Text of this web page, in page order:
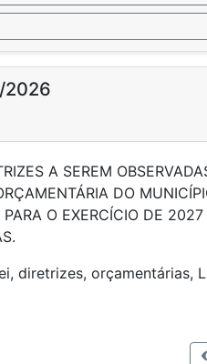
2026
A SEREM
DO
O EXERCÍCIO DE
lei, diretrizes,